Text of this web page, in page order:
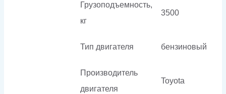
Грузоподъемность,
кг
3500
Тип двигателя бензиновый
Производитель
двигателя
Toyota